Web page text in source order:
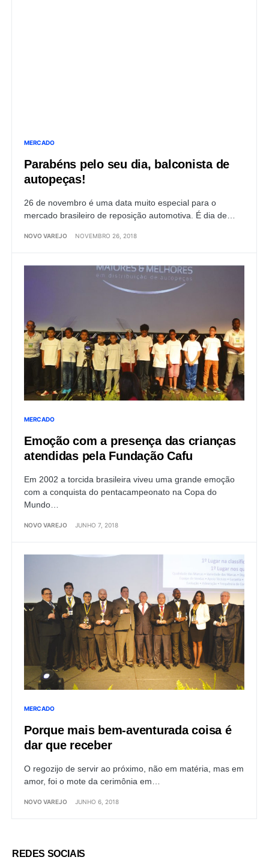
MERCADO
Parabéns pelo seu dia, balconista de
autopeças!
26 de novembro é uma data muito especial para o
mercado brasileiro de reposição automotiva. É dia de…
NOVO VAREJO NOVEMBRO 26, 2018
MERCADO
Emoção com a presença das crianças
atendidas pela Fundação Cafu
Em 2002 a torcida brasileira viveu uma grande emoção
com a conquista do pentacampeonato na Copa do
Mundo…
NOVO VAREJO JUNHO 7, 2018
MERCADO
Porque mais bem-aventurada coisa é
dar que receber
O regozijo de servir ao próximo, não em matéria, mas em
amor, foi o mote da cerimônia em…
NOVO VAREJO JUNHO 6, 2018
REDES SOCIAIS